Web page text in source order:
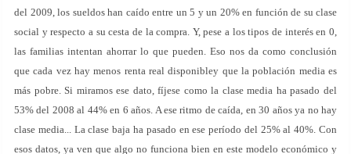
del 2009, los sueldos han caído entre un 5 y un 20% en función de su clase
social y respecto a su cesta de la compra. Y, pese a los tipos de interés en 0,
las familias intentan ahorrar lo que pueden. Eso nos da como conclusión
que cada vez hay menos renta real disponibley que la población media es
más pobre. Si miramos ese dato, fíjese como la clase media ha pasado del
53% del 2008 al 44% en 6 años. A ese ritmo de caída, en 30 años ya no hay
clase media... La clase baja ha pasado en ese período del 25% al 40%. Con
esos datos, ya ven que algo no funciona bien en este modelo económico y